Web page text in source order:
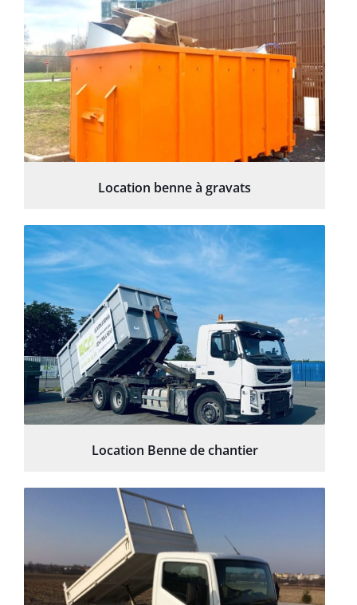
Location benne à gravats
Location Benne de chantier